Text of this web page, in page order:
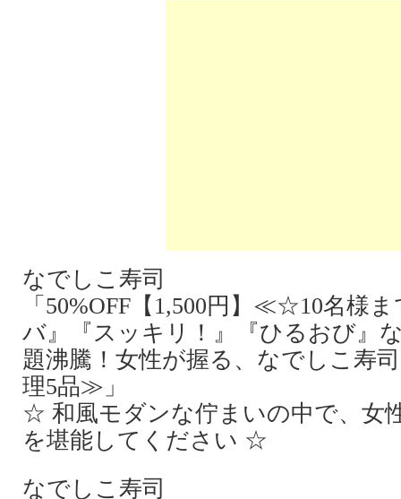
なでしこ寿司
「50%OFF【1,500円】≪☆10名様
バ』『スッキリ！』『ひるおび』
題沸騰！女性が握る、なでしこ寿
理5品≫」
☆ 和風モダンな佇まいの中で、女
を堪能してください ☆
なでしこ寿司